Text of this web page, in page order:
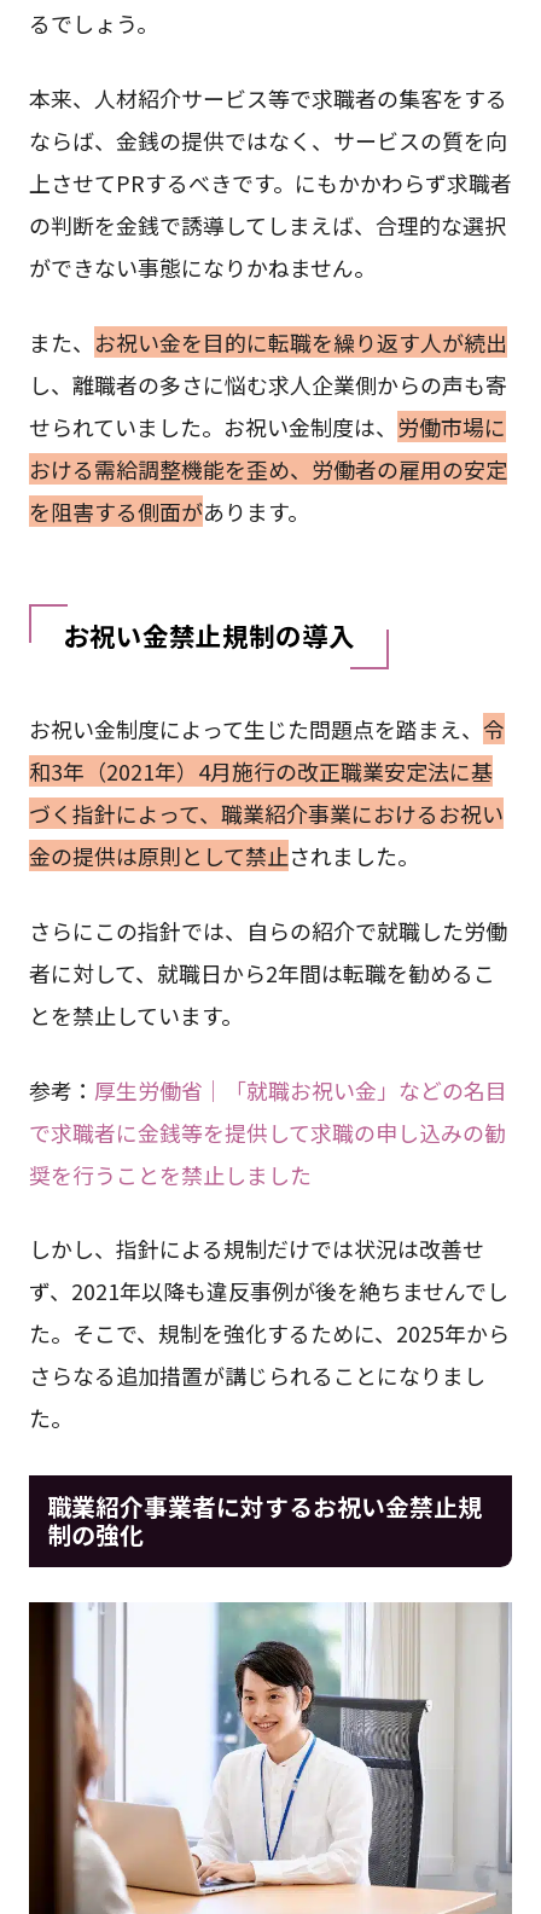
るでしょう。
本来、人材紹介サービス等で求職者の集客をする
ならば、金銭の提供ではなく、サービスの質を向
上させてPRするべきです。にもかかわらず求職者
の判断を金銭で誘導してしまえば、合理的な選択
ができない事態になりかねません。
また、 お祝い金を目的に転職を繰り返す人が続出
し、離職者の多さに悩む求人企業側からの声も寄
せられていました。お祝い金制度は、 労働市場に
おける需給調整機能を歪め、労働者の雇用の安定
を阻害する側面があります。
お祝い金禁止規制の導入
お祝い金制度によって生じた問題点を踏まえ、 令
和3年（2021年）4月施行の改正職業安定法に基
づく指針によって、職業紹介事業におけるお祝い
金の提供は原則として禁止されました。
さらにこの指針では、自らの紹介で就職した労働
者に対して、就職日から2年間は転職を勧めるこ
とを禁止しています。
参考： 厚生労働省｜「就職お祝い金」などの名目
で求職者に金銭等を提供して求職の申し込みの勧
奨を行うことを禁止しました
しかし、指針による規制だけでは状況は改善せ
ず、2021年以降も違反事例が後を絶ちませんでし
た。そこで、規制を強化するために、2025年から
さらなる追加措置が講じられることになりまし
た。
職業紹介事業者に対するお祝い金禁止規
制の強化